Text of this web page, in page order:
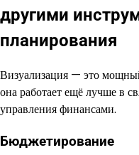
другими
планирования
Визуализация — это
она работает ещё лучше в
управления финансами.
Бюджетирование